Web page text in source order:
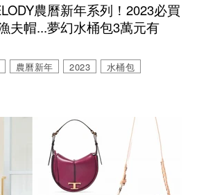
農曆新年系列！2023必買
夫帽...夢幻水桶包3萬元有
農曆新年 2023
水桶包